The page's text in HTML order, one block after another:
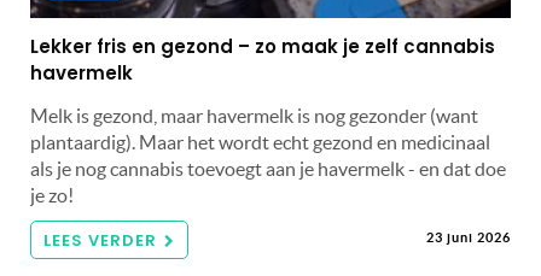
Lekker fris en gezond – zo maak je zelf cannabis
havermelk
Melk is gezond, maar havermelk is nog gezonder (want
plantaardig). Maar het wordt echt gezond en medicinaal
als je nog cannabis toevoegt aan je havermelk - en dat doe
je zo!
LEES VERDER 23 juni 2026